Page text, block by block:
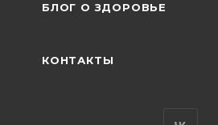
БЛОГ О ЗДОРОВЬЕ
КОНТАКТЫ